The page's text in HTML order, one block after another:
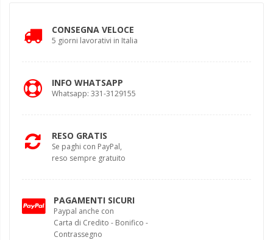
CONSEGNA VELOCE
5 giorni lavorativi in Italia
INFO WHATSAPP
Whatsapp: 331-3129155
RESO GRATIS
Se paghi con PayPal,
reso sempre gratuito
PAGAMENTI SICURI
Paypal anche con
Carta di Credito - Bonifico -
Contrassegno